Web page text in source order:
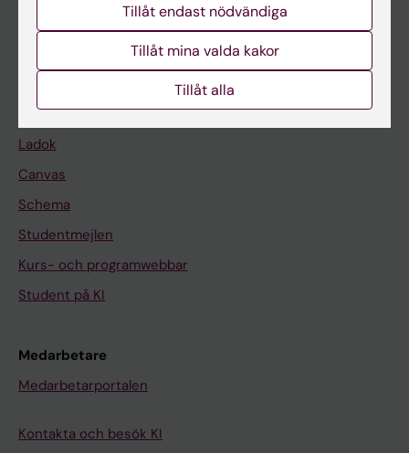
Nyheter
Kalender
Student
Ladok
Canvas
Schema
Studentmejlen
Kurs- och programwebbar
Student på KI
Medarbetare
Medarbetarportalen
Kontakta och besök KI
Tillåt endast nödvändiga
Tillåt mina valda kakor
Tillåt alla